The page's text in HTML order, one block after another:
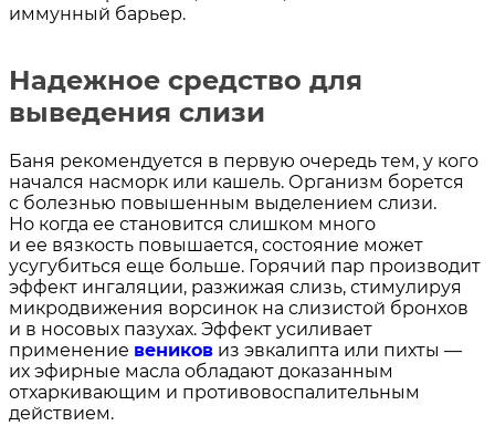
иммунный барьер.
Надежное средство для
выведения слизи
Баня рекомендуется в первую очередь тем, у кого
начался насморк или кашель. Организм борется
с болезнью повышенным выделением слизи.
Но когда ее становится слишком много
и ее вязкость повышается, состояние может
усугубиться еще больше. Горячий пар производит
эффект ингаляции, разжижая слизь, стимулируя
микродвижения ворсинок на слизистой бронхов
и в носовых пазухах. Эффект усиливает
применение веников из эвкалипта или пихты —
их эфирные масла обладают доказанным
отхаркивающим и противовоспалительным
действием.